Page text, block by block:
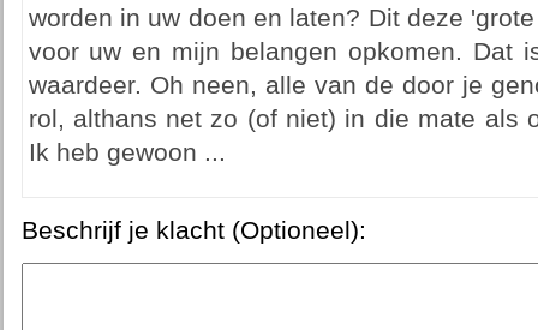
worden in uw doen en laten? Dit deze
voor uw en mijn belangen opkomen. Dat
waardeer. Oh neen, alle van de door je
rol, althans net zo (of niet) in die mate als
Ik heb gewoon ...
Beschrijf je klacht (Optioneel):